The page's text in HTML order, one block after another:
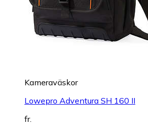
Kameraväskor
Lowepro Adventura SH 160 II
fr.